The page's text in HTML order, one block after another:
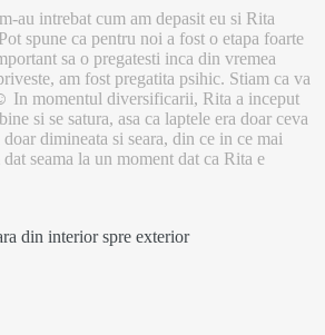
au intrebat cum am depasit eu si Rita
spune ca pentru noi a fost o etapa foarte
sa o pregatesti inca din vremea
am fost pregatita psihic. Stiam ca va
In momentul diversificarii, Rita a inceput
si se satura, asa ca laptele era doar ceva
dimineata si seara, din ce in ce mai
seama la un moment dat ca Rita e